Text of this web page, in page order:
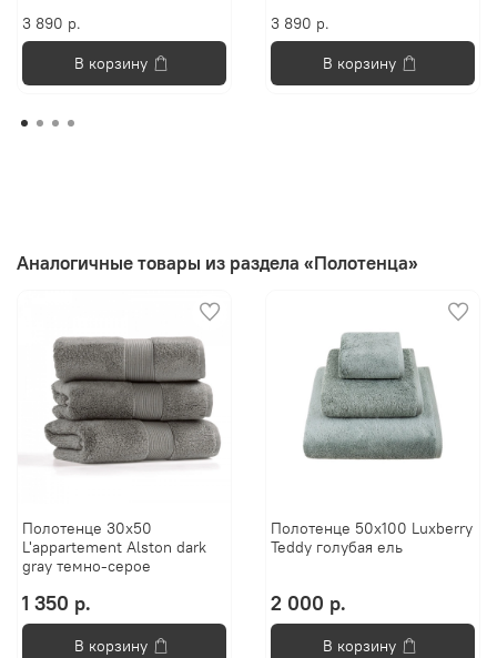
3 890 р.
В корзину
3 890 р.
В корзину
Аналогичные товары из раздела «Полотенца»
Полотенце 30х50
L'appartement Alston dark
gray темно-серое
1 350 р.
В корзину
Полотенце 50х100 Luxberry
Teddy голубая ель
2 000 р.
В корзину